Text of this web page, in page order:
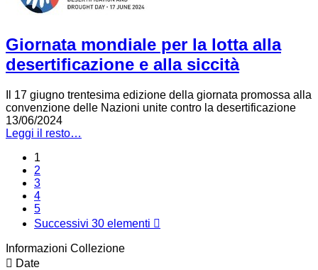
Giornata mondiale per la lotta alla
desertificazione e alla siccità
Il 17 giugno trentesima edizione della giornata promossa alla
convenzione delle Nazioni unite contro la desertificazione
13/06/2024
Leggi il resto…
1
2
3
4
5
Successivi 30 elementi
Informazioni Collezione
Date